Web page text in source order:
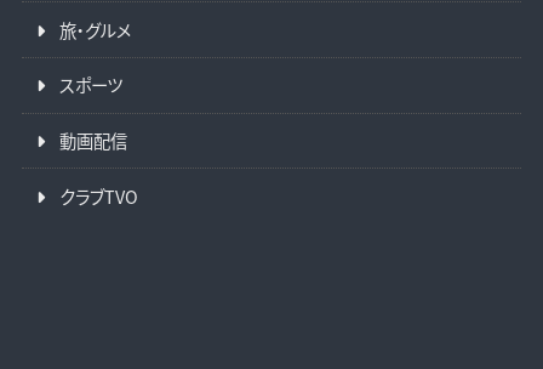
旅・グルメ
スポーツ
動画配信
クラブTVO